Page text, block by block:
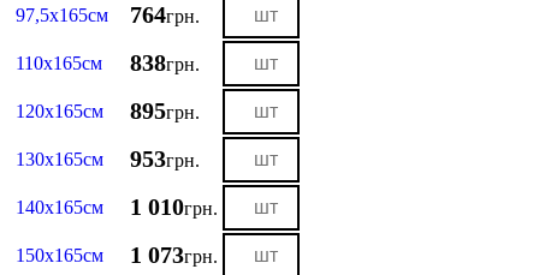
97,5х165см 764грн.
110х165см 838грн.
120х165см 895грн.
130х165см 953грн.
140х165см 1 010грн.
150х165см 1 073грн.